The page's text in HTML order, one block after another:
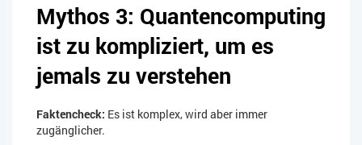
Mythos 3: Quantencomputing
ist zu kompliziert, um es
jemals zu verstehen​
Faktencheck: Es ist komplex, wird aber immer
zugänglicher.